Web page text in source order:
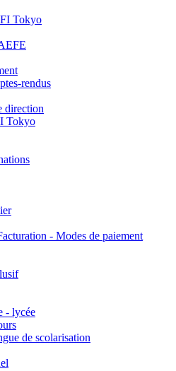
Tokyo
rendus
direction
Tokyo
- Modes de paiement
- lycée
de scolarisation